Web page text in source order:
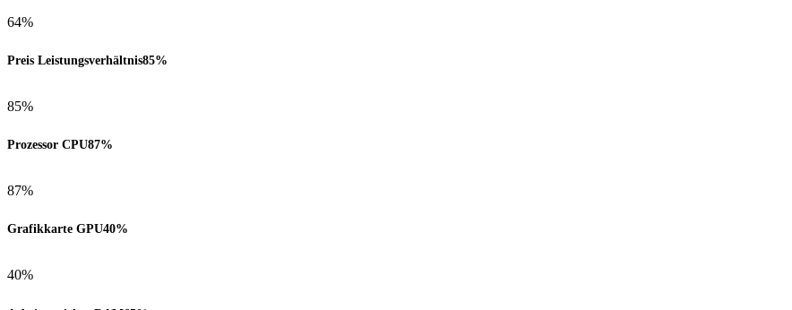
64%
Preis Leistungsverhältnis85%
85%
Prozessor CPU87%
87%
Grafikkarte GPU40%
40%